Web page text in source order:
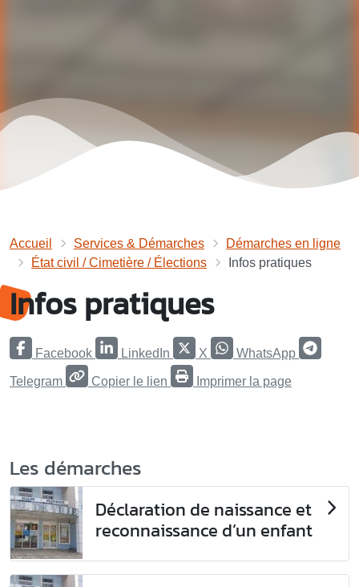
Accueil Services & Démarches
Démarches en ligne
État civil / Cimetière / Élections
Infos pratiques
Infos pratiques
Facebook LinkedIn X WhatsApp
Telegram Copier le lien Imprimer la page
Les démarches
Déclaration de naissance et
reconnaissance d’un enfant